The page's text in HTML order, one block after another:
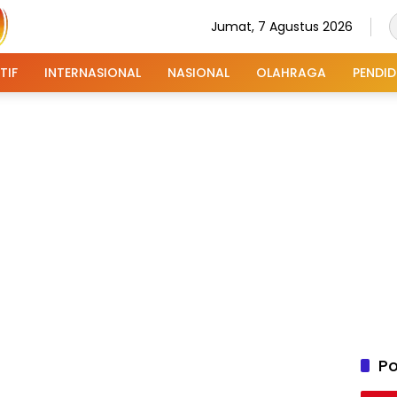
Jumat, 7 Agustus 2026
INTERNASIONAL NASIONAL OLAHRAGA